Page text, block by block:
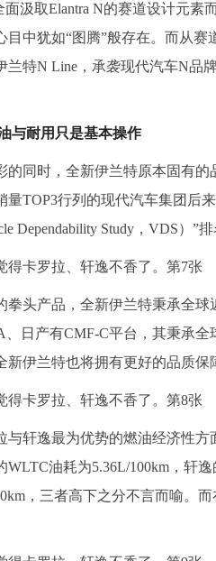
汲取Elantra N的赛道设计元
中犹如“图腾”般存在。而从
兰特N Line，承袭现代汽车N品
与耐用只是基本操作
同时，全新伊兰特原本固有
TOP3行列的现代汽车集团后
Dependability Study，VDS）
拳头产品，全新伊兰特秉承全
日产有CMF-C平台，其秉承
伊兰特也将拥有更好的品质保
与轩逸最为优势的燃油经济性
油耗为5.36L/100km，轩
，三者高下之分不言而喻。